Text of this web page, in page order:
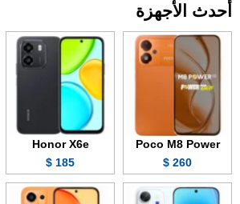
أحدث الأجهزة
Poco M8 Power
260 $
Honor X6e
185 $